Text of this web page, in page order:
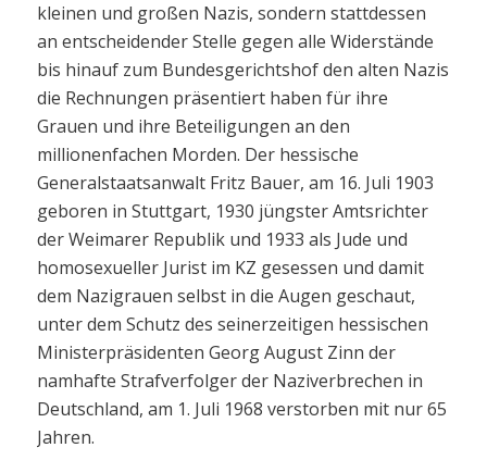
kleinen und großen Nazis, sondern stattdessen
an entscheidender Stelle gegen alle Widerstände
bis hinauf zum Bundesgerichtshof den alten Nazis
die Rechnungen präsentiert haben für ihre
Grauen und ihre Beteiligungen an den
millionenfachen Morden. Der hessische
Generalstaatsanwalt Fritz Bauer, am 16. Juli 1903
geboren in Stuttgart, 1930 jüngster Amtsrichter
der Weimarer Republik und 1933 als Jude und
homosexueller Jurist im KZ gesessen und damit
dem Nazigrauen selbst in die Augen geschaut,
unter dem Schutz des seinerzeitigen hessischen
Ministerpräsidenten Georg August Zinn der
namhafte Strafverfolger der Naziverbrechen in
Deutschland, am 1. Juli 1968 verstorben mit nur 65
Jahren.